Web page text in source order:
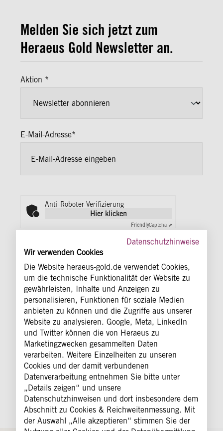
Datenschutzhinweise
Wir verwenden Cookies
Die Website heraeus-gold.de verwendet Cookies,
um die technische Funktionalität der Website zu
gewährleisten, Inhalte und Anzeigen zu
personalisieren, Funktionen für soziale Medien
anbieten zu können und die Zugriffe aus unserer
Website zu analysieren. Google, Meta, LinkedIn
und Twitter können die von Heraeus zu
Marketingzwecken gesammelten Daten
verarbeiten. Weitere Einzelheiten zu unseren
Cookies und der damit verbundenen
Datenverarbeitung entnehmen Sie bitte unter
„Details zeigen“ und unsere
Datenschutzhinweisen und dort insbesondere dem
Abschnitt zu Cookies & Reichweitenmessung. Mit
der Auswahl „Alle akzeptieren“ stimmen Sie der
Melden Sie sich jetzt zum
Heraeus Gold Newsletter an.
Aktion *
E-Mail-Adresse*
Anti-Roboter-Verifizierung
Hier klicken
FriendlyCaptcha ⇗
Hiermit erteile ich meine Einwilligung für die
Nutzung meiner Kontaktdaten zur Zustellung des
Newsletters. Darüber hinaus bin ich damit
einverstanden, dass meine Daten auch zur
Reichweitenmessung des Newsletters getrackt
werden. Weitere Informationen zur Verarbeitung
meiner persönlichen Daten finde ich in den
Datenschutzhinweisendes Heraeus Goldstores. Ich
kann meine Einwilligung jederzeit widerrufen, indem
ich den Newsletter abbestelle.
* Pflichtfelder
ABSCHICKEN